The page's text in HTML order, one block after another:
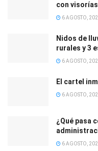
con
6 AGOSTO,
Nidos de
rurales y 3
6 AGOSTO,
El cartel
6 AGOSTO,
¿Qué pasa
6 AGOSTO,